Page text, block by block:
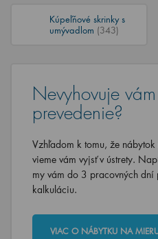
Kúpeľňové skrinky s
umývadlom (343)
Nevyhovuje
prevedenie?
Vzhľadom k tomu, že
vieme vám vyjsť v ústrety.
my vám do 3 pracovných dní
kalkuláciu.
VIAC O NÁBYTKU NA